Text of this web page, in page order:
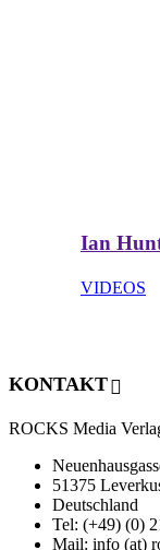
Ian
VIDEOS
KONTAKT
ROCKS Media
51375
Deutschland
Tel: (+49) (0)
Mail: info (at)